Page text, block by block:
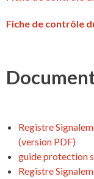
Fiche de contrôle
Registre
(version PDF)
guide protection
Registre